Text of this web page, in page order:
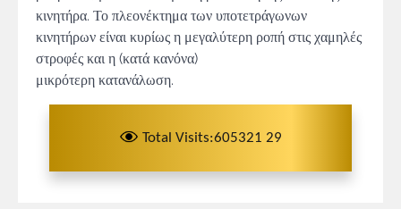
κινητήρα. Το πλεονέκτημα των υποτετράγωνων
κινητήρων είναι κυρίως η μεγαλύτερη ροπή στις χαμηλές
στροφές και η (κατά κανόνα)
μικρότερη κατανάλωση.
Total Visits:605321 29